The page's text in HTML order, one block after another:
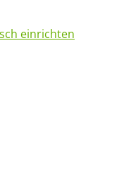
einrichten